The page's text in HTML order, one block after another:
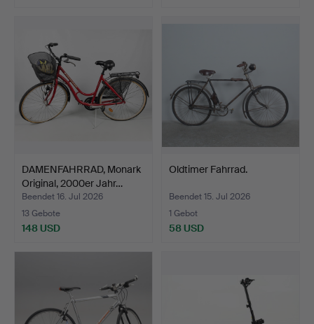
DAMENFAHRRAD, Monark
Original, 2000er Jahr…
Beendet 16. Jul 2026
13 Gebote
148 USD
Oldtimer Fahrrad.
Beendet 15. Jul 2026
1 Gebot
58 USD